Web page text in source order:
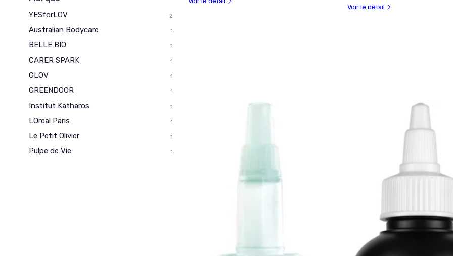
YESforLOV 2
Australian Bodycare 1
BELLE BIO 1
CARER SPARK 1
GLOV 1
GREENDOOR 1
Institut Katharos 1
LOreal Paris 1
Le Petit Olivier 1
Pulpe de Vie 1
Voir le détail